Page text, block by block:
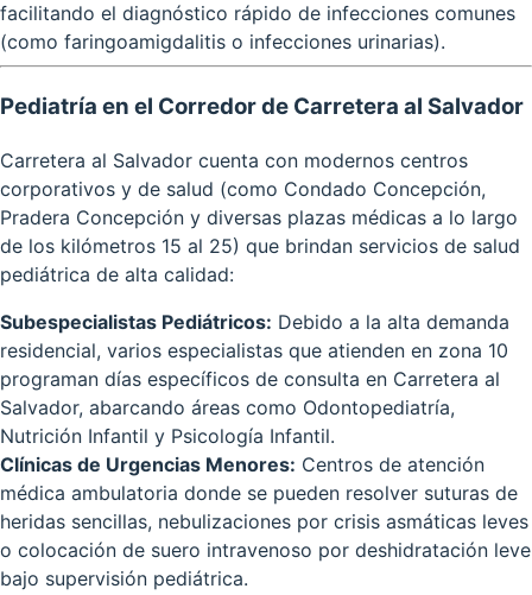
facilitando el diagnóstico rápido de infecciones comunes
(como faringoamigdalitis o infecciones urinarias).
Pediatría en el Corredor de Carretera al Salvador
Carretera al Salvador cuenta con modernos centros
corporativos y de salud (como Condado Concepción,
Pradera Concepción y diversas plazas médicas a lo largo
de los kilómetros 15 al 25) que brindan servicios de salud
pediátrica de alta calidad:
Subespecialistas Pediátricos: Debido a la alta demanda
residencial, varios especialistas que atienden en zona 10
programan días específicos de consulta en Carretera al
Salvador, abarcando áreas como Odontopediatría,
Nutrición Infantil y Psicología Infantil.
Clínicas de Urgencias Menores: Centros de atención
médica ambulatoria donde se pueden resolver suturas de
heridas sencillas, nebulizaciones por crisis asmáticas leves
o colocación de suero intravenoso por deshidratación leve
bajo supervisión pediátrica.